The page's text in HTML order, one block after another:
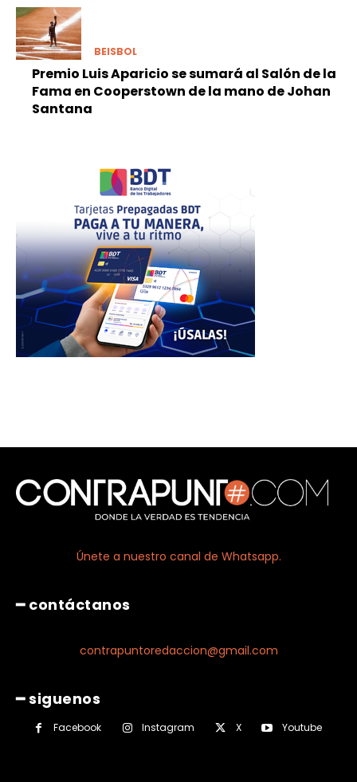
BEISBOL
Premio Luis Aparicio se sumará al Salón de la
Fama en Cooperstown de la mano de Johan
Santana
Únete a nuestro canal de Whatsapp.
━ contáctanos
contrapuntoredaccion@gmail.com
━ siguenos
Facebook Instagram X Youtube